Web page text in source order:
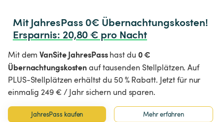
Ersparnis: 20,80 € pro Nacht
Mit demVanSite JahresPasshast du 0 €
Übernachtungskostenauf tausenden Stellplätzen. Auf
PLUS-Stellplätzen erhältst du 50 % Rabatt. Jetzt für nur
einmalig 249 € / Jahr sichern und sparen.
JahresPass kaufen Mehr erfahren